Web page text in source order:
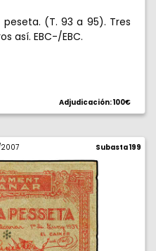
peseta. (T. 93 a 95). Tres
así. EBC-/EBC.
Adjudicación: 100€
Subasta 199